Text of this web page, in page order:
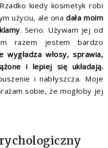
kiedy kosmetyk robi
użyciu, ale onadała moim
. Serio. Używam jej od
razem jestem bardzo
wygładza włosy, sprawia,
i lepiej się układają.
i nabłyszcza. Moje
sobie, że mogłoby jej